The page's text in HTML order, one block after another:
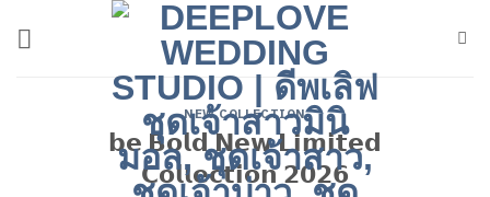
NEW COLLECTION
𝗯𝗲 𝗕𝗼𝗹𝗱 𝗡𝗲𝘄 𝗟𝗶𝗺𝗶𝘁𝗲𝗱
𝗖𝗼𝗹𝗹𝗲𝗰𝘁𝗶𝗼𝗻 𝟮𝟬𝟮𝟲